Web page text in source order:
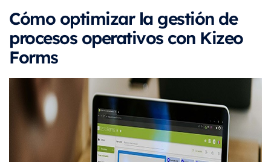
Cómo optimizar la gestión de
procesos operativos con Kizeo
Forms